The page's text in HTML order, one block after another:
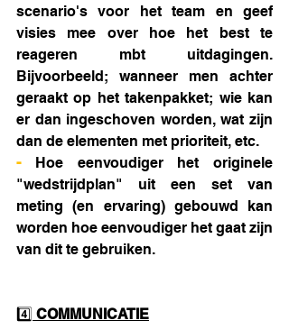
scenario's voor het team en geef
visies mee over hoe het best te
reageren mbt uitdagingen.
Bijvoorbeeld; wanneer men achter
geraakt op het takenpakket; wie kan
er dan ingeschoven worden, wat zijn
dan de elementen met prioriteit, etc.
- Hoe eenvoudiger het originele
"wedstrijdplan" uit een set van
meting (en ervaring) gebouwd kan
worden hoe eenvoudiger het gaat zijn
van dit te gebruiken.
4️⃣ COMMUNICATIE